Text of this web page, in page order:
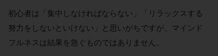
初心者は「集中しなければならない」「リラックスする
努力をしないといけない」と思いがちですが、マインド
フルネスは結果を急ぐものではありません。